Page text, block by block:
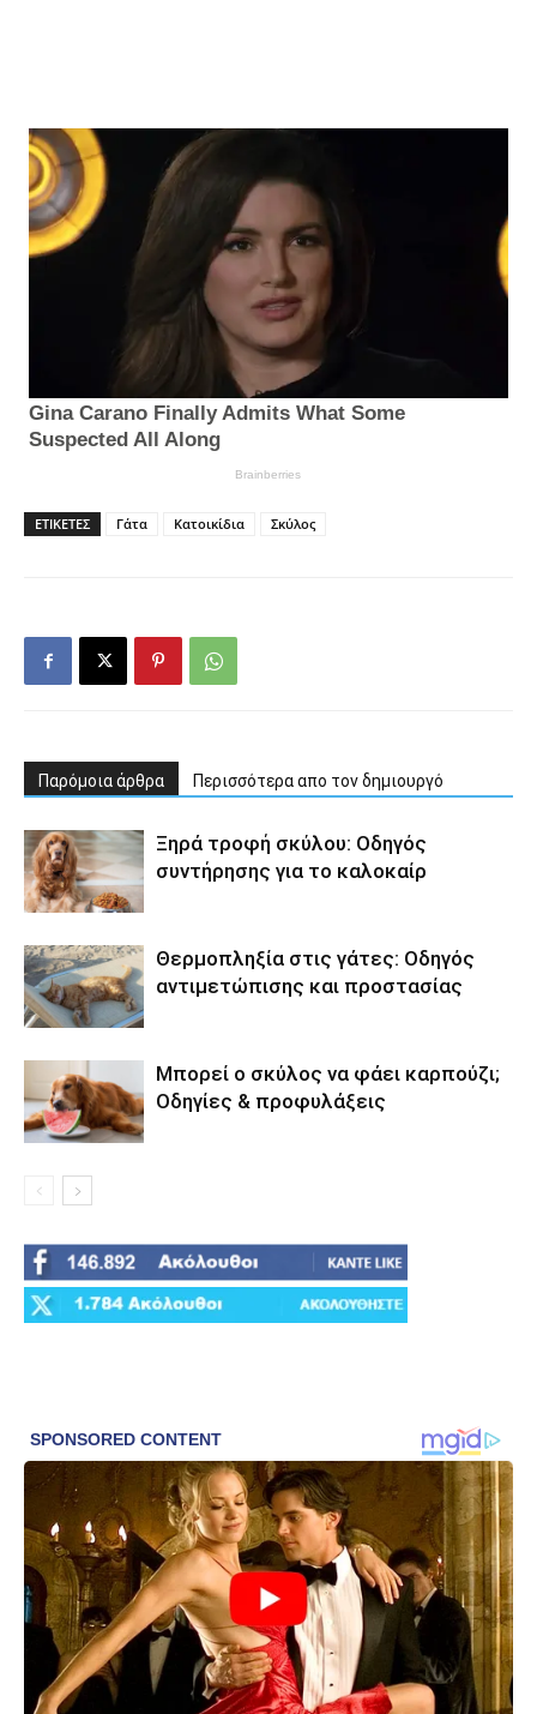
ΕΤΙΚΈΤΕΣ Γάτα Κατοικίδια Σκύλος
Παρόμοια άρθρα Περισσότερα απο τον δημιουργό
Ξηρά τροφή σκύλου: Οδηγός
συντήρησης για το καλοκαίρ
Θερμοπληξία στις γάτες: Οδηγός
αντιμετώπισης και προστασίας
Μπορεί ο σκύλος να φάει καρπούζι;
Οδηγίες & προφυλάξεις